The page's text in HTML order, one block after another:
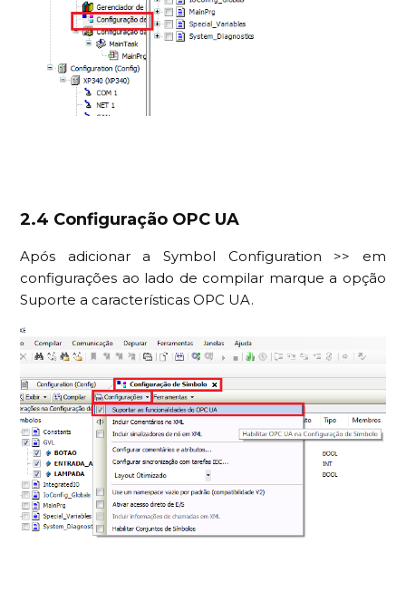
2.4 Configuração OPC UA
Após adicionar a Symbol Configuration >> em
configurações ao lado de compilar marque a opção
Suporte a características OPC UA.